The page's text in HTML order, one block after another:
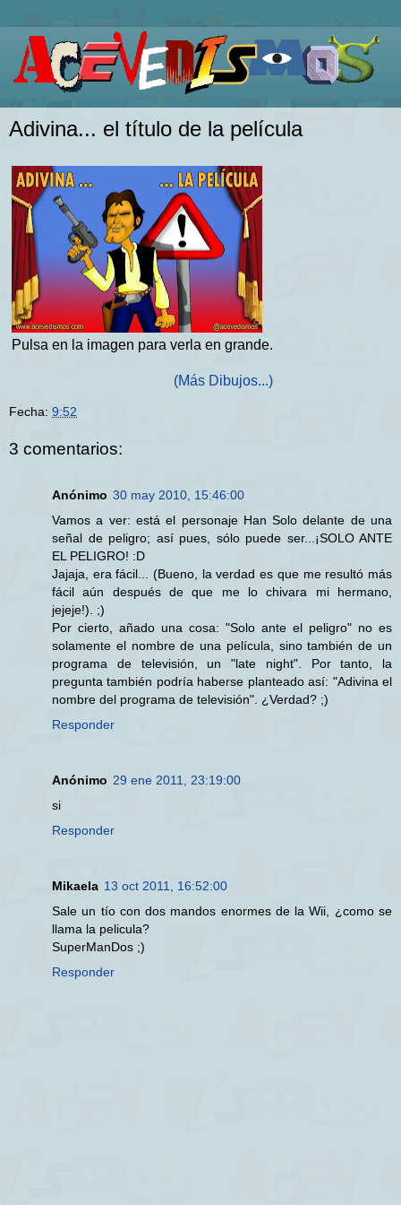
Adivina... el título de la película
Pulsa en la imagen para verla en grande.
(Más Dibujos...)
Fecha: 9:52
3 comentarios:
Anónimo 30 may 2010, 15:46:00
Vamos a ver: está el personaje Han Solo delante de una
señal de peligro; así pues, sólo puede ser...¡SOLO ANTE
EL PELIGRO! :D
Jajaja, era fácil... (Bueno, la verdad es que me resultó más
fácil aún después de que me lo chivara mi hermano,
jejeje!). ;)
Por cierto, añado una cosa: "Solo ante el peligro" no es
solamente el nombre de una película, sino también de un
programa de televisión, un "late night". Por tanto, la
pregunta también podría haberse planteado así: "Adivina el
nombre del programa de televisión". ¿Verdad? ;)
Responder
Anónimo 29 ene 2011, 23:19:00
si
Responder
Mikaela 13 oct 2011, 16:52:00
Sale un tío con dos mandos enormes de la Wii, ¿como se
llama la pelicula?
SuperManDos ;)
Responder